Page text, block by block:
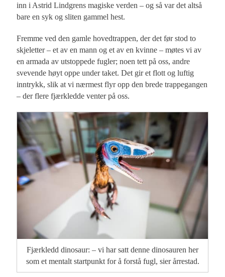
inn i Astrid Lindgrens magiske verden – og så var det altså
bare en syk og sliten gammel hest.
Fremme ved den gamle hovedtrappen, der det før stod to
skjeletter – et av en mann og et av en kvinne – møtes vi av
en armada av utstoppede fugler; noen tett på oss, andre
svevende høyt oppe under taket. Det gir et flott og luftig
inntrykk, slik at vi nærmest flyr opp den brede trappegangen
– der flere fjærkledde venter på oss.
Fjærkledd dinosaur: – vi har satt denne dinosauren her
som et mentalt startpunkt for å forstå fugl, sier årrestad.